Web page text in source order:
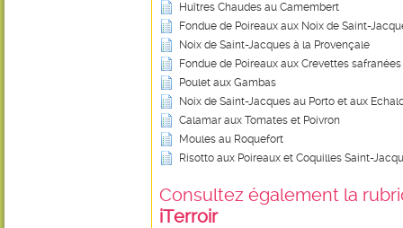
Huîtres Chaudes au Camembert
Fondue de Poireaux aux Noix de Saint-
Noix de Saint-Jacques à la Provençale
Fondue de Poireaux aux Crevettes safranées
Poulet aux Gambas
Noix de Saint-Jacques au Porto et aux
Calamar aux Tomates et Poivron
Moules au Roquefort
Risotto aux Poireaux et Coquilles Saint-
Consultez également la
iTerroir